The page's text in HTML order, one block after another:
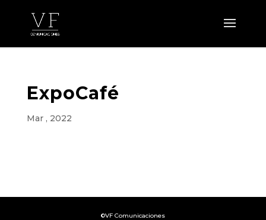
ExpoCafé
Mar , 2022
©VF Comunicaciones